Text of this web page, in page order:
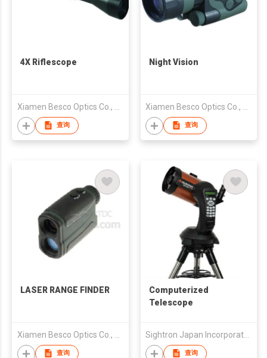
4X Riflescope
查询
Night Vision
查询
LASER RANGE FINDER
查询
Computerized
Telescope
查询